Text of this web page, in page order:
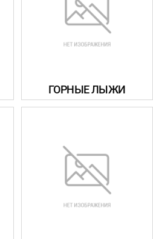
ГОРНЫЕ ЛЫЖИ